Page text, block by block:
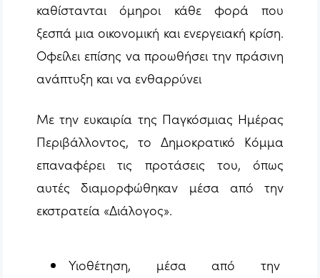
καθίστανται όμηροι κάθε φορά που
ξεσπά μια οικονομική και ενεργειακή κρίση.
Οφείλει επίσης να προωθήσει την πράσινη
ανάπτυξη και να ενθαρρύνει
Με την ευκαιρία της Παγκόσμιας Ημέρας
Περιβάλλοντος, το Δημοκρατικό Κόμμα
επαναφέρει τις προτάσεις του, όπως
αυτές διαμορφώθηκαν μέσα από την
εκστρατεία «Διάλογος».
Υιοθέτηση, μέσα από την